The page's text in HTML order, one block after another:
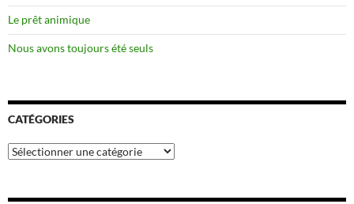
Le prêt animique
Nous avons toujours été seuls
CATÉGORIES
Catégories